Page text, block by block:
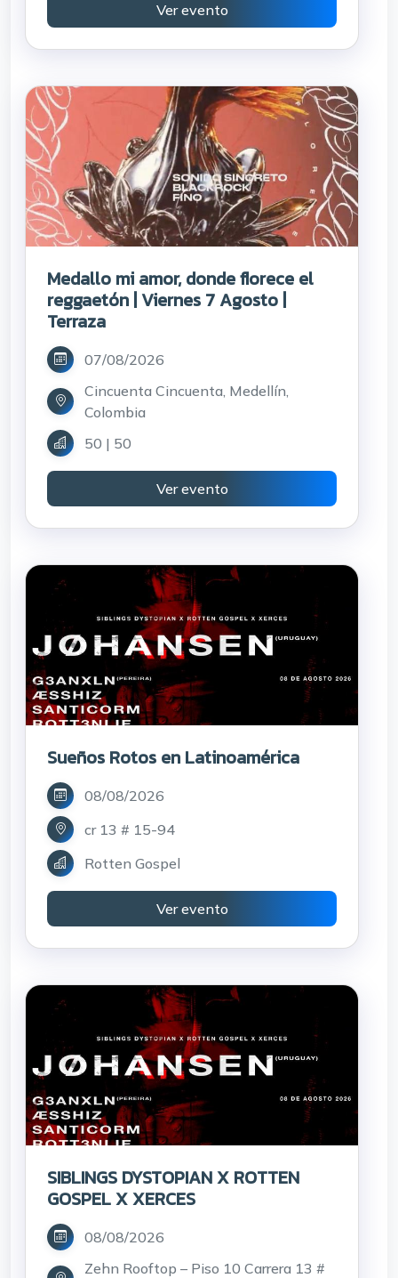
Ver evento
Medallo mi amor, donde florece el
reggaetón | Viernes 7 Agosto |
Terraza
07/08/2026
Cincuenta Cincuenta, Medellín,
Colombia
50 | 50
Ver evento
Sueños Rotos en Latinoamérica
08/08/2026
cr 13 # 15-94
Rotten Gospel
Ver evento
SIBLINGS DYSTOPIAN X ROTTEN
GOSPEL X XERCES
08/08/2026
Zehn Rooftop – Piso 10 Carrera 13 #